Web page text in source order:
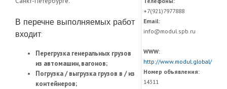
В перечне выполняемых работ
входит:
Перегрузка генеральных грузов
из автомашин, вагонов;
Погрузка / выгрузка грузов в / из
контейнеров;
+7(921)7977888
Email:
info@modul.spb.ru
WWW:
http://www.modul.global/
Номер объявления:
14311